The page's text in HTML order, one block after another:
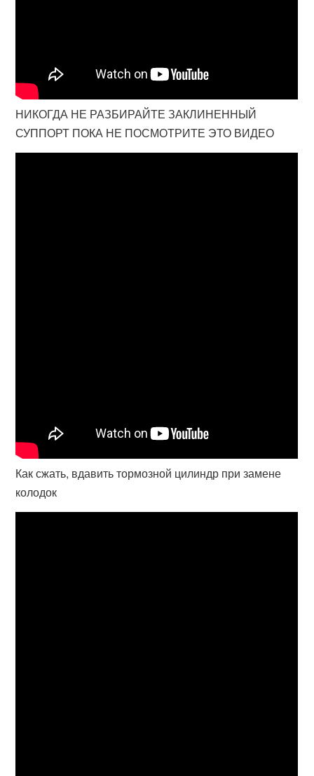
НИКОГДА НЕ РАЗБИРАЙТЕ ЗАКЛИНЕННЫЙ
СУППОРТ ПОКА НЕ ПОСМОТРИТЕ ЭТО ВИДЕО
Как сжать, вдавить тормозной цилиндр при замене
колодок